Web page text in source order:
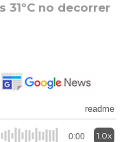
no decorrer
readme
0:00 1.0x